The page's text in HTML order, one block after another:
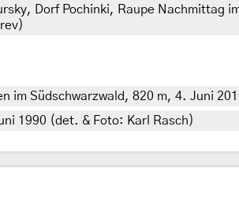
Dorf Pochinki, Raupe Nachmittag
im Südschwarzwald, 820 m, 4. Juni
1990 (det. & Foto: Karl Rasch)